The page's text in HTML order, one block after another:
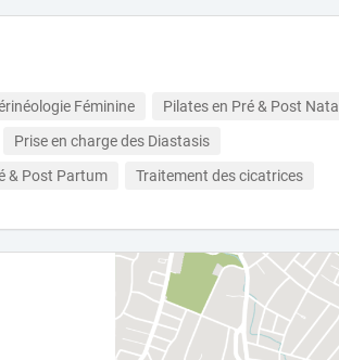
Féminine
Pilates en Pré & Post Natal
Prise en charge des Diastasis
& Post Partum
Traitement des cicatrices